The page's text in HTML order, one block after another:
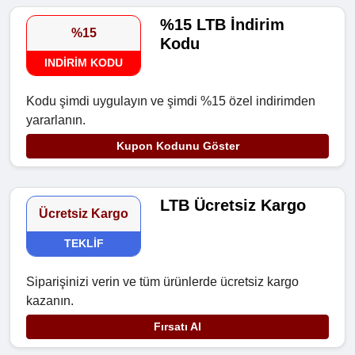
%15
INDIRIM KODU
%15 LTB İndirim
Kodu
Kodu şimdi uygulayın ve şimdi %15 özel indirimden
yararlanın.
Kupon Kodunu Göster
Ücretsiz Kargo
TEKLIF
LTB Ücretsiz Kargo
Siparişinizi verin ve tüm ürünlerde ücretsiz kargo
kazanın.
Fırsatı Al